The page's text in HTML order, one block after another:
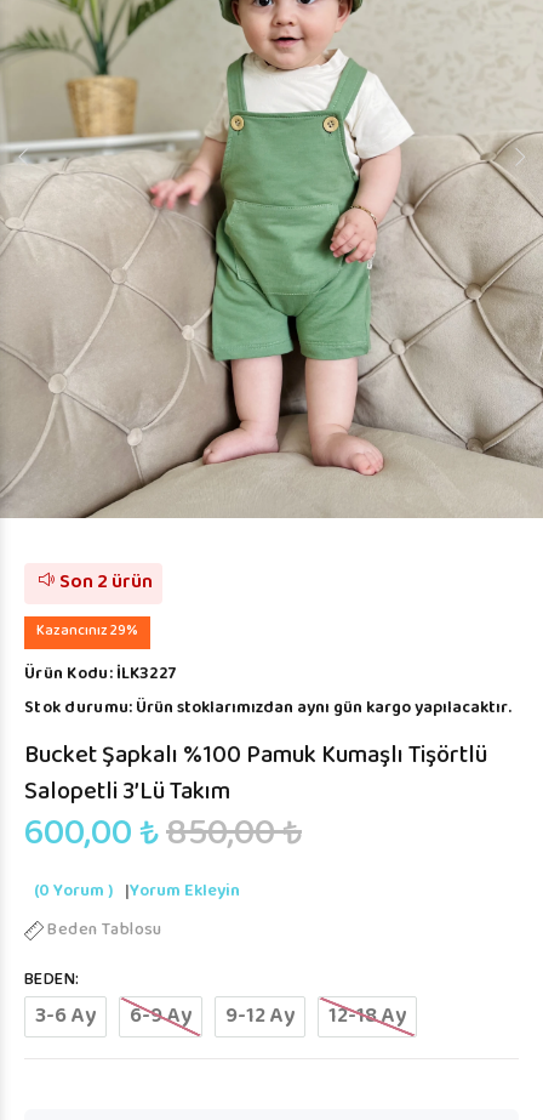
Son 2 ürün
Kazancınız 29%
Ürün Kodu:İLK3227
Stok durumu:Ürün stoklarımızdan aynı gün kargo yapılacaktır.
Bucket Şapkalı %100 Pamuk Kumaşlı Tişörtlü
Salopetli 3’lü Takım
600,00 ₺850,00 ₺
(0 Yorum ) |Yorum Ekleyin
Beden Tablosu
BEDEN:
3-6 Ay 6-9 Ay 9-12 Ay 12-18 Ay